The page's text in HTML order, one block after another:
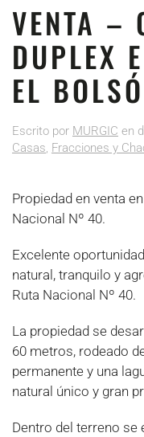
VENTA –
DUPLEX
EL
Escrito por MURGIC en
Casas, Fracciones y
Propiedad en venta
Nacional Nº 40.
Excelente
natural, tranquilo y
Ruta Nacional Nº 40.
La propiedad se
60 metros, rodeado
permanente y una
natural único y gran
Dentro del terreno se